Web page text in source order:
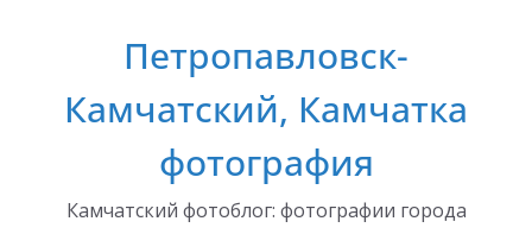
Петропавловск-
Камчатский, Камчатка
фотография
Камчатский фотоблог: фотографии города